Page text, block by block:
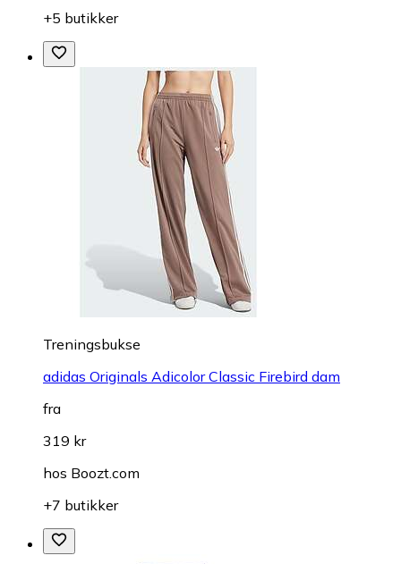
+5 butikker
Treningsbukse
adidas Originals Adicolor Classic Firebird dam
fra
319 kr
hos Boozt.com
+7 butikker